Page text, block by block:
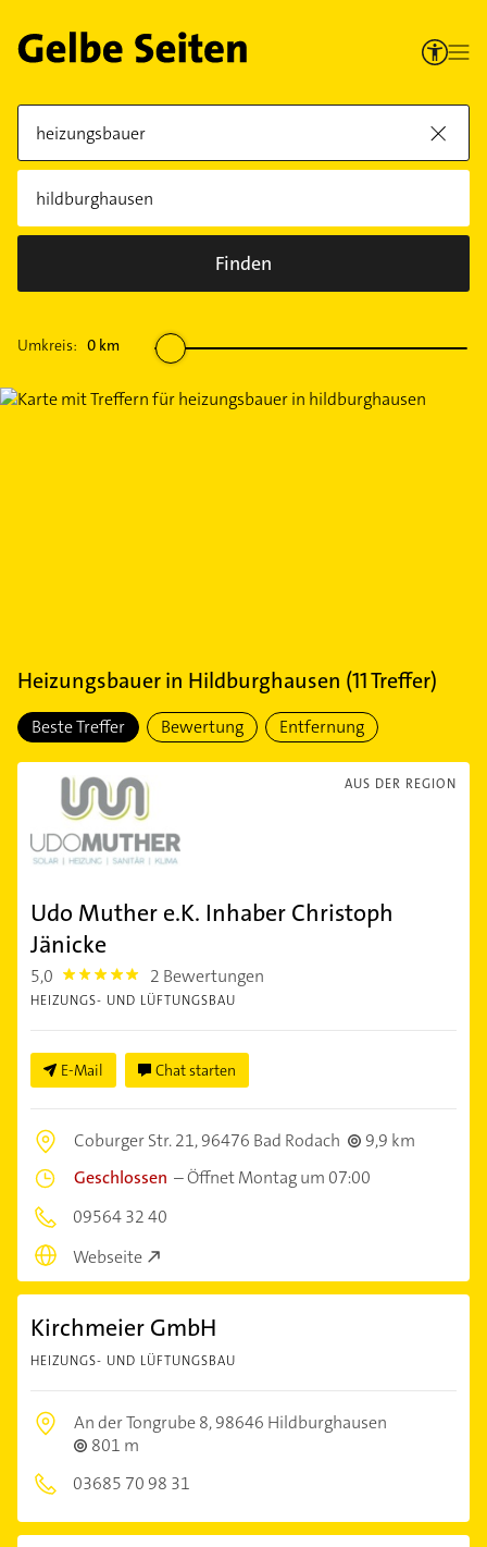
Finden
Umkreis: 0 km
Heizungsbauerin Hildburghausen (11Treffer)
Beste Treffer Bewertung Entfernung
AUS DER REGION
Udo Muther e.K. Inhaber Christoph
Jänicke
5,0 5.0 2 Bewertungen
HEIZUNGS- UND LÜFTUNGSBAU
E-Mail Chat starten
Coburger Str. 21,96476 Bad Rodach
9,9 km
Geschlossen –Öffnet Montag um 07:00
09564 32 40
Webseite
Kirchmeier GmbH
HEIZUNGS- UND LÜFTUNGSBAU
An der Tongrube 8,98646 Hildburghausen
801 m
03685 70 98 31